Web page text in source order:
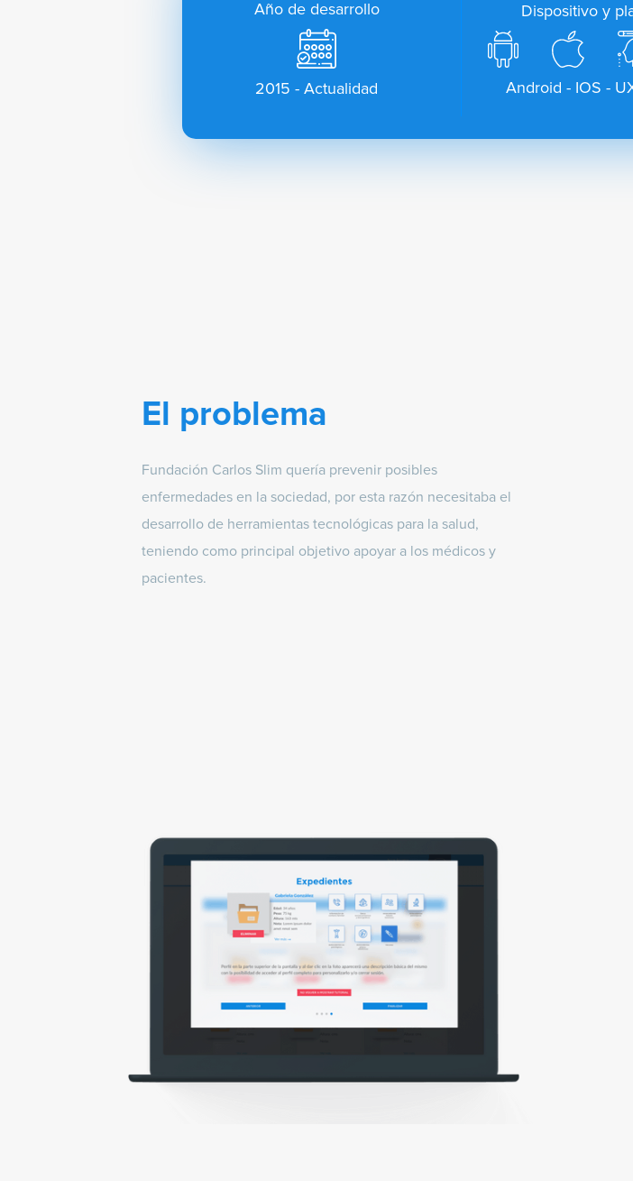
Año de desarrollo
2015 - Actualidad
Dispositivo y
Android - IOS -
El problema
Fundación Carlos Slim quería prevenir posibles
enfermedades en la sociedad, por esta razón necesitaba el
desarrollo de herramientas tecnológicas para la salud,
teniendo como principal objetivo apoyar a los médicos y
pacientes.